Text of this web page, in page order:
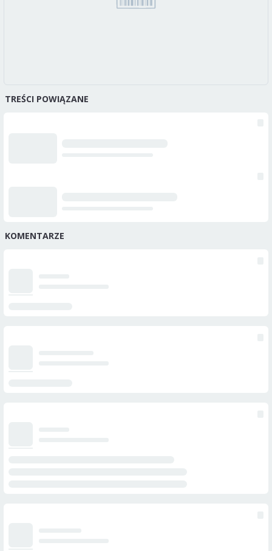
TREŚCI POWIĄZANE
KOMENTARZE